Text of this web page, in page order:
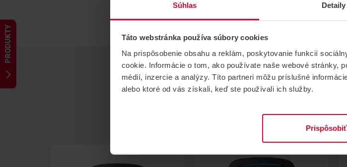
Súhlas Detaily
Táto webstránka používa súbory cookies
Na prispôsobenie obsahu a reklám, poskytovanie funkcií
cookie. Informácie o tom, ako používate naše webové stránky,
médií, inzercie a analýzy. Títo partneri môžu príslušné
alebo ktoré od vás získali, keď ste používali ich služby.
Prispôsobiť
PRODUKTY